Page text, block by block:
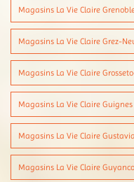
Magasins La Vie Claire
Magasins La Vie Claire Grez-
Magasins La Vie Claire
Magasins La Vie Claire Guignes
Magasins La Vie Claire Gustavia
Magasins La Vie Claire